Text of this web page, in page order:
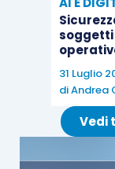
Tale
impositore
come la
Infine
soggetti
31 Luglio
diAndrea
Vedi